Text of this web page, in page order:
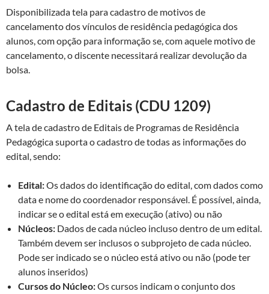
Disponibilizada tela para cadastro de motivos de
cancelamento dos vínculos de residência pedagógica dos
alunos, com opção para informação se, com aquele motivo de
cancelamento, o discente necessitará realizar devolução da
bolsa.
Cadastro de Editais (CDU 1209)
A tela de cadastro de Editais de Programas de Residência
Pedagógica suporta o cadastro de todas as informações do
edital, sendo:
Edital:Os dados do identificação do edital, com dados como
data e nome do coordenador responsável. É possível, ainda,
indicar se o edital está em execução (ativo) ou não
Núcleos: Dados de cada núcleo incluso dentro de um edital.
Também devem ser inclusos o subprojeto de cada núcleo.
Pode ser indicado se o núcleo está ativo ou não (pode ter
alunos inseridos)
Cursos do Núcleo:Os cursos indicam o conjunto dos